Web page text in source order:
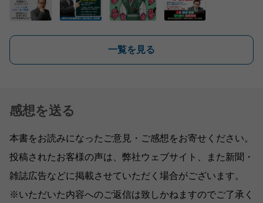
一覧を見る
感想を送る
本書をお読みになったご意見・ご感想をお寄せください。
投稿されたお客様の声は、弊社ウェブサイト、また新聞・
雑誌広告などに掲載させていただく場合がございます。
※いただいた内容へのご返信は致しかねますのでご了承く